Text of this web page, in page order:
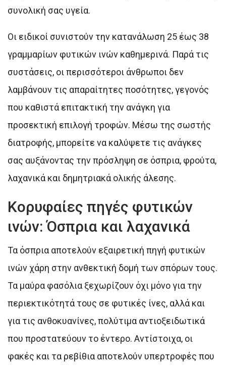
συνολική σας υγεία.
Οι ειδικοί συνιστούν την κατανάλωση 25 έως 38
γραμμαρίων φυτικών ινών καθημερινά. Παρά τις
συστάσεις, οι περισσότεροι άνθρωποι δεν
λαμβάνουν τις απαραίτητες ποσότητες, γεγονός
που καθιστά επιτακτική την ανάγκη για
προσεκτική επιλογή τροφών. Μέσω της σωστής
διατροφής, μπορείτε να καλύψετε τις ανάγκες
σας αυξάνοντας την πρόσληψη σε όσπρια, φρούτα,
λαχανικά και δημητριακά ολικής άλεσης.
Κορυφαίες πηγές φυτικών
ινών: Όσπρια και λαχανικά
Τα όσπρια αποτελούν εξαιρετική πηγή φυτικών
ινών χάρη στην ανθεκτική δομή των σπόρων τους.
Τα μαύρα φασόλια ξεχωρίζουν όχι μόνο για την
περιεκτικότητά τους σε φυτικές ίνες, αλλά και
για τις ανθοκυανίνες, πολύτιμα αντιοξειδωτικά
που προστατεύουν το έντερο. Αντίστοιχα, οι
φακές και τα ρεβίθια αποτελούν υπερτροφές που